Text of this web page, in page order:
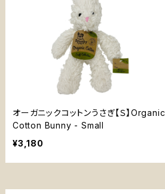
オーガニックコットンうさぎ【Ｓ】Organic
Cotton Bunny - Small
¥3,180